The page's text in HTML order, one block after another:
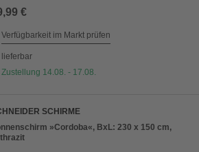
€
Verfügbarkeit im Markt prüfen
lieferbar
Zustellung 14.08. - 17.08.
SCHIRME
»Cordoba«, BxL: 230 x 150 cm,